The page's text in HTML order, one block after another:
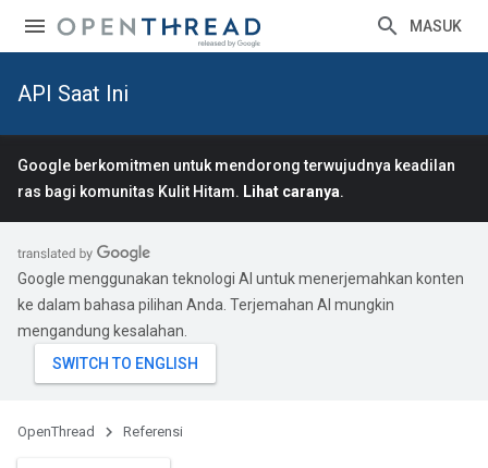
MASUK
API Saat Ini
Google berkomitmen untuk mendorong terwujudnya keadilan
ras bagi komunitas Kulit Hitam. Lihat caranya.
Google menggunakan teknologi AI untuk menerjemahkan konten
ke dalam bahasa pilihan Anda. Terjemahan AI mungkin
mengandung kesalahan.
OpenThread Referensi